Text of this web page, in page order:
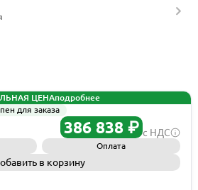
ЦЕНАподробнее
для заказа
386 838 ₽ с НДС
Оплата
в корзину